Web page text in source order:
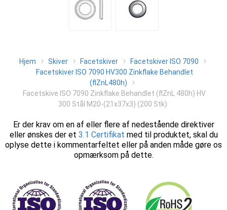
Hjem Skiver Facetskiver
Facetskiver ISO 7090
Facetskiver ISO 7090 HV300 Zinkflake Behandlet
(flZnL480h)
Facetskive ISO 7090 Zinkflake Behandlet (flZnL 480h) HV
300 Stål M20-(21x37x3) (200 Stk)
Er der krav om en af eller flere af nedestående direktiver
eller ønskes der et 3.1 Certifikat med til produktet, skal du
oplyse dette i kommentarfeltet eller på anden måde gøre os
opmærksom på dette.